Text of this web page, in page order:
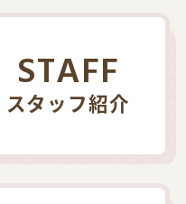
STAFF
スタッフ紹介